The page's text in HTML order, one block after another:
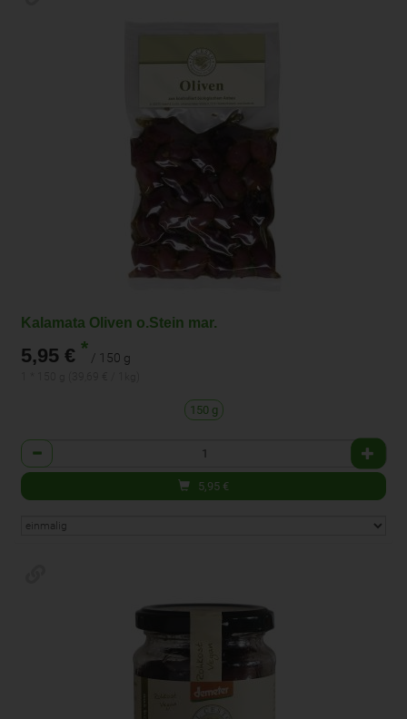
Kalamata Oliven o.Stein mar.
5,95 € * / 150 g
150 g
Anzahl
5,95 €